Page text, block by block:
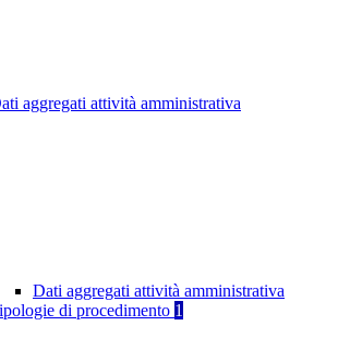
aggregati attività amministrativa
Dati aggregati attività amministrativa
di procedimento 1